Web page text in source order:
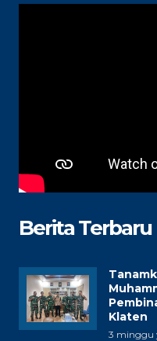
Berita Terbaru
Klaten
3 minggu